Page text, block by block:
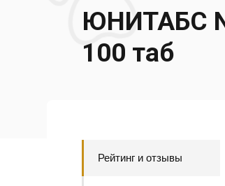
ЮНИТАБС
100 таб
Рейтинг и отзывы